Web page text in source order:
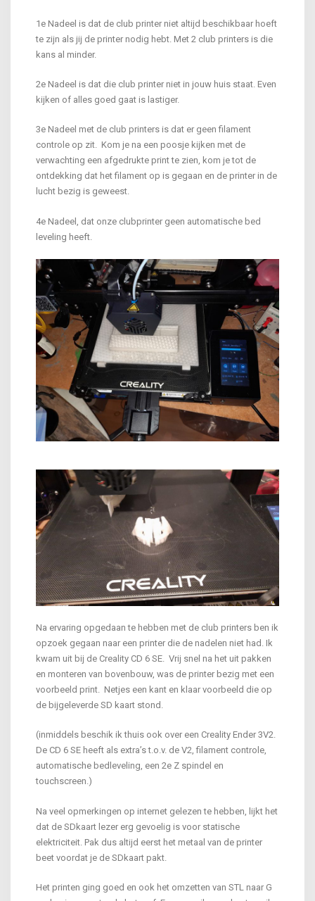
1e Nadeel is dat de club printer niet altijd beschikbaar hoeft
te zijn als jij de printer nodig hebt. Met 2 club printers is die
kans al minder.
2e Nadeel is dat die club printer niet in jouw huis staat. Even
kijken of alles goed gaat is lastiger.
3e Nadeel met de club printers is dat er geen filament
controle op zit. Kom je na een poosje kijken met de
verwachting een afgedrukte print te zien, kom je tot de
ontdekking dat het filament op is gegaan en de printer in de
lucht bezig is geweest.
4e Nadeel, dat onze clubprinter geen automatische bed
leveling heeft.
Na ervaring opgedaan te hebben met de club printers ben ik
opzoek gegaan naar een printer die de nadelen niet had. Ik
kwam uit bij de Creality CD 6 SE. Vrij snel na het uit pakken
en monteren van bovenbouw, was de printer bezig met een
voorbeeld print. Netjes een kant en klaar voorbeeld die op
de bijgeleverde SD kaart stond.
(inmiddels beschik ik thuis ook over een Creality Ender 3V2.
De CD 6 SE heeft als extra’s t.o.v. de V2, filament controle,
automatische bedleveling, een 2e Z spindel en
touchscreen.)
Na veel opmerkingen op internet gelezen te hebben, lijkt het
dat de SDkaart lezer erg gevoelig is voor statische
elektriciteit. Pak dus altijd eerst het metaal van de printer
beet voordat je de SDkaart pakt.
Het printen ging goed en ook het omzetten van STL naar G